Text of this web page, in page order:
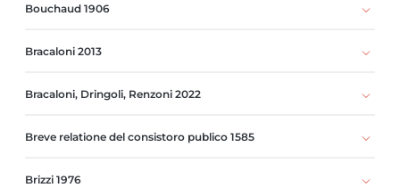
Bouchaud 1906
Bracaloni 2013
Bracaloni, Dringoli, Renzoni 2022
Breve relatione del consistoro publico 1585
Brizzi 1976